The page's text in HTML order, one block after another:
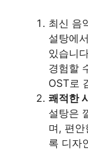
최신 음
설탕에
있습니
경험할
OST로
쾌적한
설탕은
며, 편안
록 디자